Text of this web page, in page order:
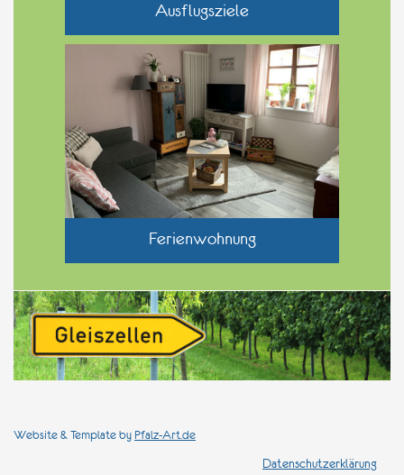
Ausflugsziele
Ferienwohnung
Website & Template by Pfalz-Art.de
Datenschutzerklärung